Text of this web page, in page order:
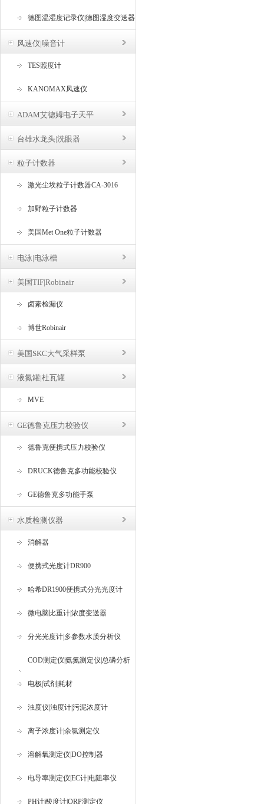
德图温湿度记录仪|德图湿度变送器
风速仪|噪音计
TES照度计
KANOMAX风速仪
ADAM艾德姆电子天平
台雄水龙头|洗眼器
粒子计数器
激光尘埃粒子计数器CA-3016
加野粒子计数器
美国Met One粒子计数器
电泳|电泳槽
美国TIF|Robinair
卤素检漏仪
博世Robinair
美国SKC大气采样泵
液氮罐|杜瓦罐
MVE
GE德鲁克压力校验仪
德鲁克便携式压力校验仪
DRUCK德鲁克多功能校验仪
GE德鲁克多功能手泵
水质检测仪器
消解器
便携式光度计DR900
哈希DR1900便携式分光光度计
微电脑比重计|浓度变送器
分光光度计|多参数水质分析仪
COD测定仪|氨氮测定仪|总磷分析
仪
电极|试剂|耗材
浊度仪|浊度计|污泥浓度计
离子浓度计|余氯测定仪
溶解氧测定仪|DO控制器
电导率测定仪|EC计|电阻率仪
PH计|酸度计|ORP测定仪